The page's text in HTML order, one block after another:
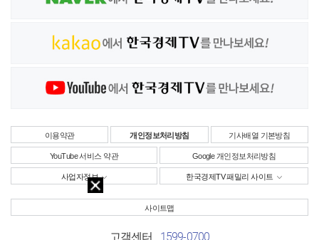
이용약관 개인정보처리방침 기사배열 기본방침
YouTube 서비스 약관 Google 개인정보처리방침
사업자정보 한국경제TV 패밀리 사이트
사이트맵
고객센터 1599-0700